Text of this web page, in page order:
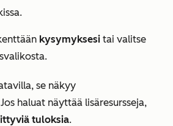
kysymyksesi tai valitse
se näkyy
haluat näyttää lisäresursseja,
tuloksia.